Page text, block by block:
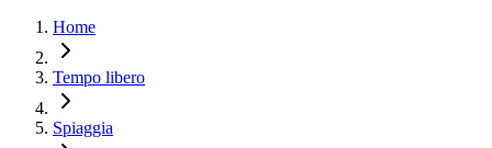
Home
Tempo libero
Spiaggia